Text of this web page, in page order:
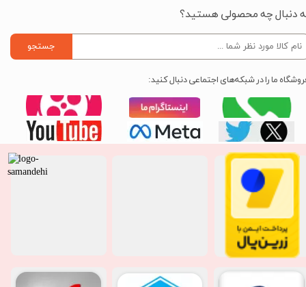
دنبال چه محصولی هستید؟
جستجو
ما را در شبکه‌های اجتماعی دنبال کنید: